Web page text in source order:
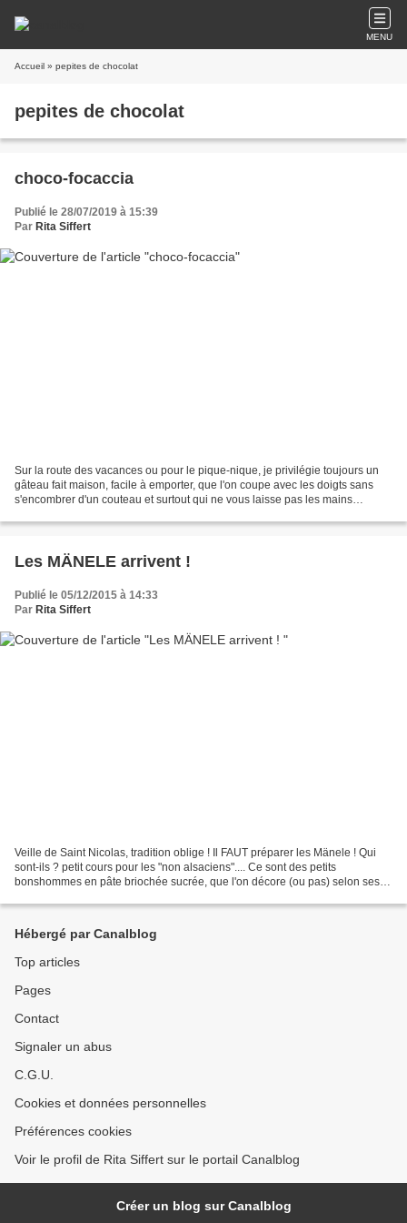
MENU
Accueil » pepites de chocolat
pepites de chocolat
choco-focaccia
Publié le 28/07/2019 à 15:39
Par Rita Siffert
Sur la route des vacances ou pour le pique-nique, je privilégie toujours un
gâteau fait maison, facile à emporter, que l'on coupe avec les doigts sans
s'encombrer d'un couteau et surtout qui ne vous laisse pas les mains
Les MÄNELE arrivent !
Publié le 05/12/2015 à 14:33
Par Rita Siffert
Veille de Saint Nicolas, tradition oblige ! Il FAUT préparer les Mänele ! Qui
sont-ils ? petit cours pour les "non alsaciens".... Ce sont des petits
bonshommes en pâte briochée sucrée, que l'on décore (ou pas) selon ses
Hébergé par Canalblog
Top articles
Pages
Contact
Signaler un abus
C.G.U.
Cookies et données personnelles
Préférences cookies
Voir le profil de Rita Siffert sur le portail Canalblog
Créer un blog sur Canalblog